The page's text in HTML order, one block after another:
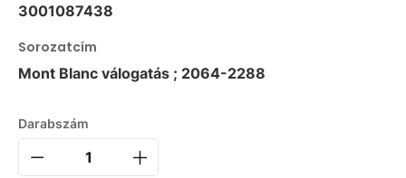
3001087438
Sorozatcím
Mont Blanc válogatás ; 2064-2288
Darabszám